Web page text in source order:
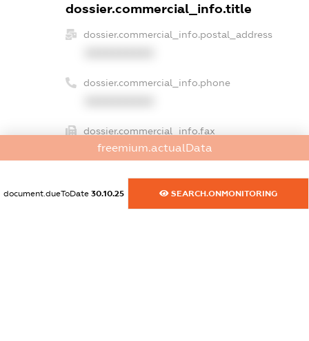
dossier.commercial_info.title
dossier.commercial_info.postal_address
dossier.commercial_info.phone
dossier.commercial_info.fax
XXXXXXXXXX
dossier.commercial_info.email
XXXXXXXXXX
freemium.actualData
document.dueToDate 30.10.25 SEARCH.ONMONITORING